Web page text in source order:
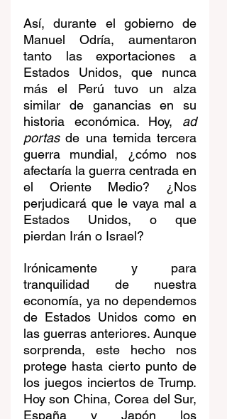
Así, durante el gobierno de
Manuel Odría, aumentaron
tanto las exportaciones a
Estados Unidos, que nunca
más el Perú tuvo un alza
similar de ganancias en su
historia económica. Hoy, ad
portas de una temida tercera
guerra mundial, ¿cómo nos
afectaría la guerra centrada en
el Oriente Medio? ¿Nos
perjudicará que le vaya mal a
Estados Unidos, o que
pierdan Irán o Israel?
Irónicamente y para
tranquilidad de nuestra
economía, ya no dependemos
de Estados Unidos como en
las guerras anteriores. Aunque
sorprenda, este hecho nos
protege hasta cierto punto de
los juegos inciertos de Trump.
Hoy son China, Corea del Sur,
España y Japón los